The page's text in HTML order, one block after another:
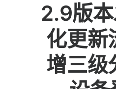
2.9版
化更新
增三级